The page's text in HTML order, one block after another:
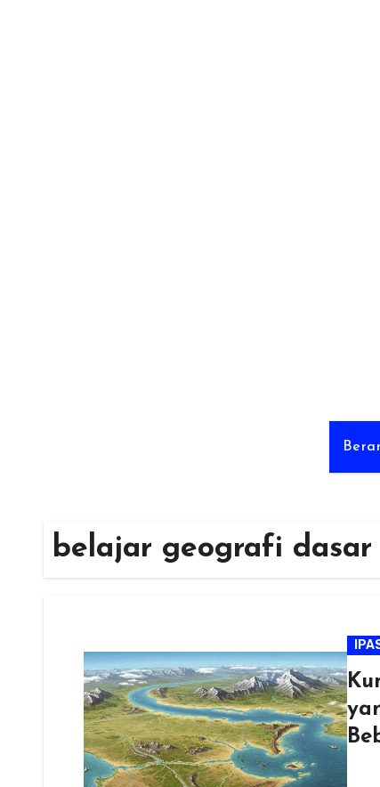
belajar geografi dasar